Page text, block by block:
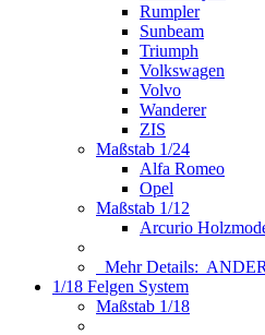
Rumpler
Sunbeam
Triumph
Volkswagen
Volvo
Wanderer
ZIS
Maßstab 1/24
Alfa Romeo
Opel
Maßstab 1/12
Arcurio
Mehr Details:
1/18 Felgen System
Maßstab 1/18